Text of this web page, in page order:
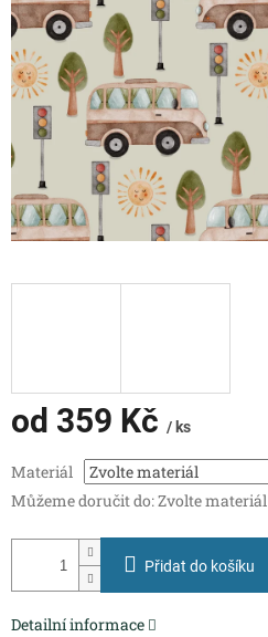
od 359 Kč / ks
cena:
Materiál
Můžeme doručit do:Zvolte materiál
Přidat do košíku
Detailní informace